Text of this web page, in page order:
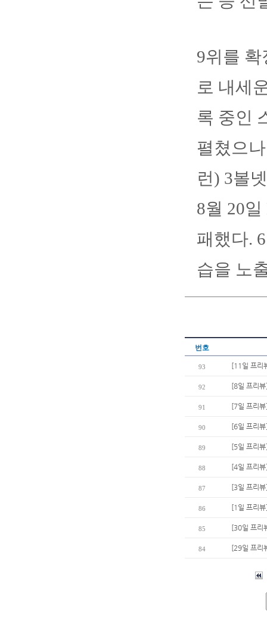
9위를
로 내세
록 중인
펼쳤으
런) 3볼
8월 20
패했다.
습을 노
번호
93 [11일 프리
92 [8일 프리
91 [7일 프리
90 [6일 프리
89 [5일 프리
88 [4일 프리
87 [3일 프리
86 [1일 프리
85 [30일 프리
84 [29일 프리